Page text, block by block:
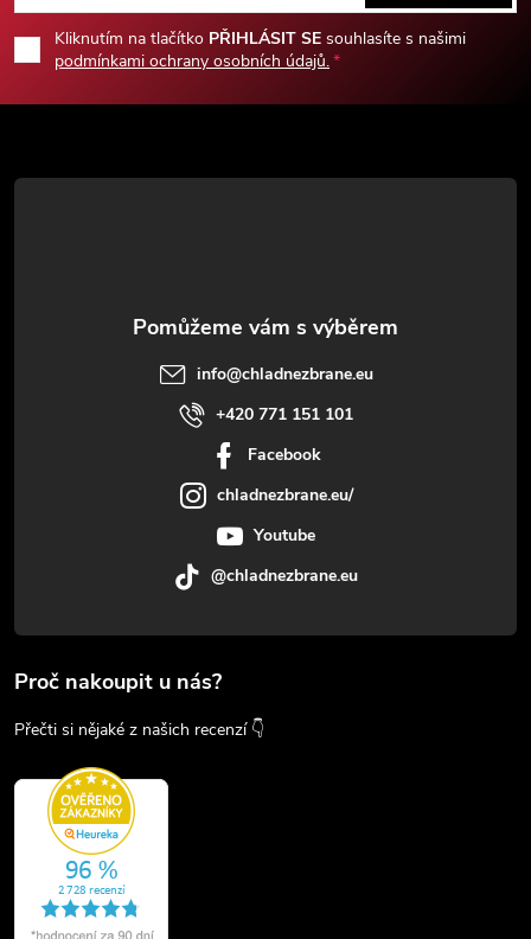
p
a
Kliknutím na tlačítko PŘIHLÁSIT SE souhlasíte s našimi
podmínkami ochrany osobních údajů.
info@chladnezbrane.eu
+420 771 151 101
Facebook
chladnezbrane.eu/
Youtube
@chladnezbrane.eu
Proč nakoupit u nás?
Přečti si nějaké z našich recenzí 👇